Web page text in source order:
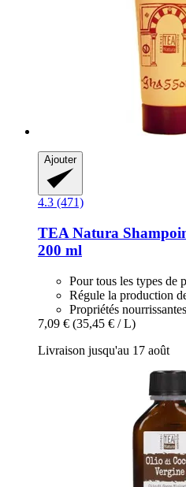
Ajouter
4.3 (471)
TEA Natura
200 ml
Pour tous les types de
Régule la production
Propriétés nourrissantes
7,09 € (35,45 € / L)
Livraison jusqu'au 17 août